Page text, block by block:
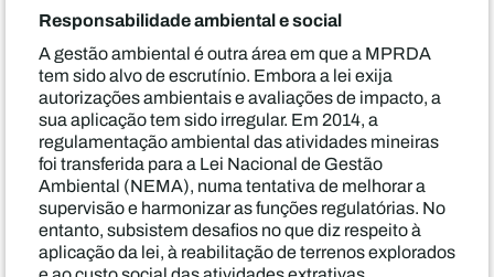
Responsabilidade ambiental e social
A gestão ambiental é outra área em que a MPRDA
tem sido alvo de escrutínio. Embora a lei exija
autorizações ambientais e avaliações de impacto, a
sua aplicação tem sido irregular. Em 2014, a
regulamentação ambiental das atividades mineiras
foi transferida para a Lei Nacional de Gestão
Ambiental (NEMA), numa tentativa de melhorar a
supervisão e harmonizar as funções regulatórias. No
entanto, subsistem desafios no que diz respeito à
aplicação da lei, à reabilitação de terrenos explorados